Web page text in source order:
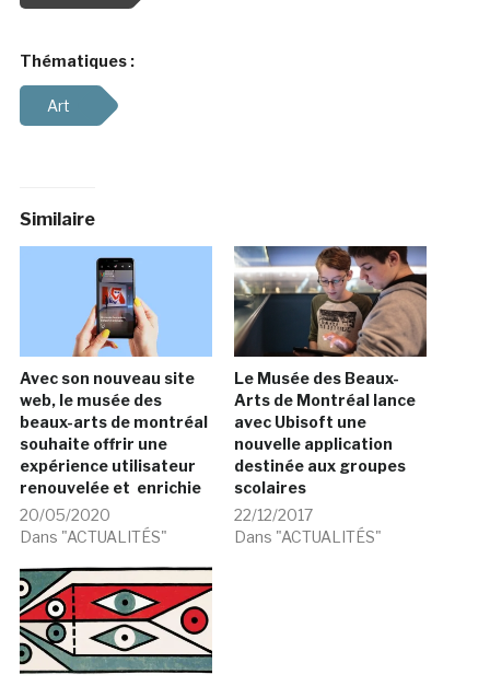
Thématiques :
Art
Similaire
Avec son nouveau site
web, le musée des
beaux-arts de montréal
souhaite offrir une
expérience utilisateur
renouvelée et enrichie
20/05/2020
Dans "ACTUALITÉS"
Le Musée des Beaux-
Arts de Montréal lance
avec Ubisoft une
nouvelle application
destinée aux groupes
scolaires
22/12/2017
Dans "ACTUALITÉS"